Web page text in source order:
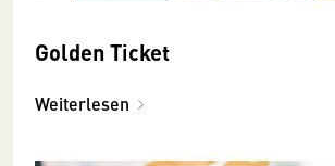
Golden Ticket
Weiterlesen